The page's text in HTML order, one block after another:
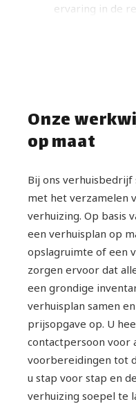
ervaring in de
daarbuiten, is
hebben
reviews zijn
vindt.
Ons Eigen,
zomaar iemand
ExtraHanden
vast, full-time
ingespeelde
de vloer. Onze
VOG), intern
inboedel met
betekent
Onze
op maat
Bij ons verhuisbedrijf
met het verzamelen
verhuizing. Op basis
een verhuisplan op
opslagruimte of een
zorgen ervoor dat
een grondige
verhuisplan samen
prijsopgave op. U
contactpersoon voor
voorbereidingen tot
u stap voor stap en
verhuizing soepel te